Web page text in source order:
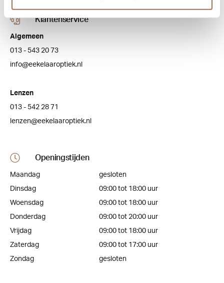
Klantenservice
Algemeen
013 - 543 20 73
info@eekelaaroptiek.nl
Lenzen
013 - 542 28 71
lenzen@eekelaaroptiek.nl
Openingstijden
Maandag
gesloten
Dinsdag
09:00 tot 18:00 uur
Woensdag
09:00 tot 18:00 uur
Donderdag
09:00 tot 20:00 uur
Vrijdag
09:00 tot 18:00 uur
Zaterdag
09:00 tot 17:00 uur
Zondag
gesloten